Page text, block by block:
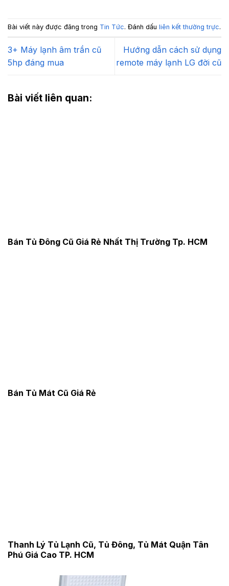
Bài viết này được đăng trong Tin Tức. Đánh dấu liên kết thường trực.
3+ Máy lạnh âm trần cũ
5hp đáng mua
Hướng dẫn cách sử dụng
remote máy lạnh LG đời cũ
Bài viết liên quan:
Bán Tủ Đông Cũ Giá Rẻ Nhất Thị Trường Tp. HCM
Bán Tủ Mát Cũ Giá Rẻ
Thanh Lý Tủ Lạnh Cũ, Tủ Đông, Tủ Mát Quận Tân
Phú Giá Cao TP. HCM